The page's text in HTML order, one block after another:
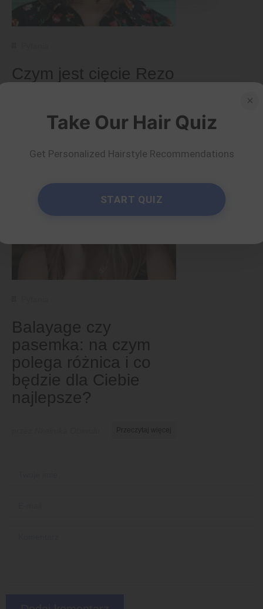
Czym jest cięcie Rezo
przez Ema Globyte Przeczytaj więcej
Balayage czy
pasemka: na czym
polega różnica i co
będzie dla Ciebie
najlepsze?
×
Take Our Hair Quiz
Get Personalized Hairstyle Recommendations
START QUIZ